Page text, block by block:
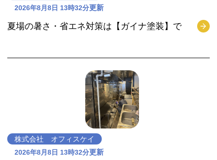
2026年8月8日 13時32分更新
夏場の暑さ・省エネ対策は【ガイナ塗装】で
株式会社 オフィスケイ
2026年8月8日 13時32分更新